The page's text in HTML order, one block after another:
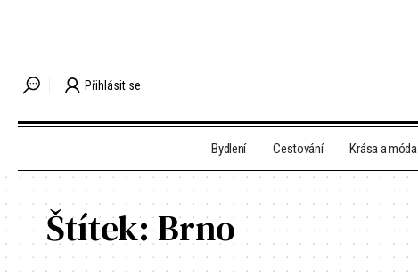
Přihlásit se
Bydlení Cestování Krása a móda
Štítek:Brno